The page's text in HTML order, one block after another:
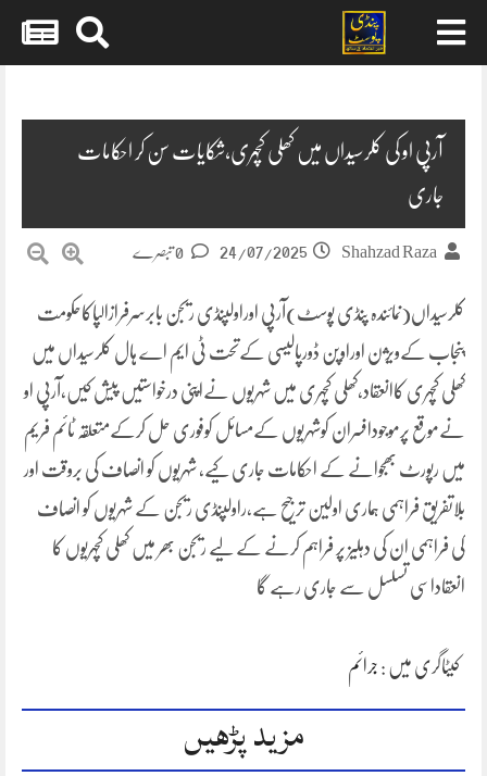
آرپی او کی کلرسیداں میں کھلی کچہری،شکایات سن کر احکامات
جاری
Shahzad Raza
24/07/2025
کلرسیداں(نمائندہ پنڈی پوسٹ)آرپی اوراولپنڈی ریجن بابرسرفرازالپاکاحکومت
پنجاب کےویژن اوراوپن ڈورپالیسی کےتحت ٹی ایم اے ہال کلرسیداں میں
کھلی کچہری کاانعقاد،کھلی کچہری میں شہریوں نےاپنی درخواستیں پیش کیں،آرپی او
نےموقع پرموجودافسران کوشہریوں کےمسائل کوفوری حل کرکےمتعلقہ ٹائم فریم
میں رپورٹ بھجوانے کے احکامات جاری کیے، شہریوں کو انصاف کی بروقت اور
بلاتفریق فراہمی ہماری اولین ترجیح ہے،راولپنڈی ریجن کے شہریوں کو انصاف
کی فراہمی ان کی دہلیز پر فراہم کرنے کے لیے ریجن بھر میں کھلی کچہریوں کا
انعقاداسی تسلسل سے جاری رہے گا
کیٹاگری میں : جرائم
مزید پڑھیں